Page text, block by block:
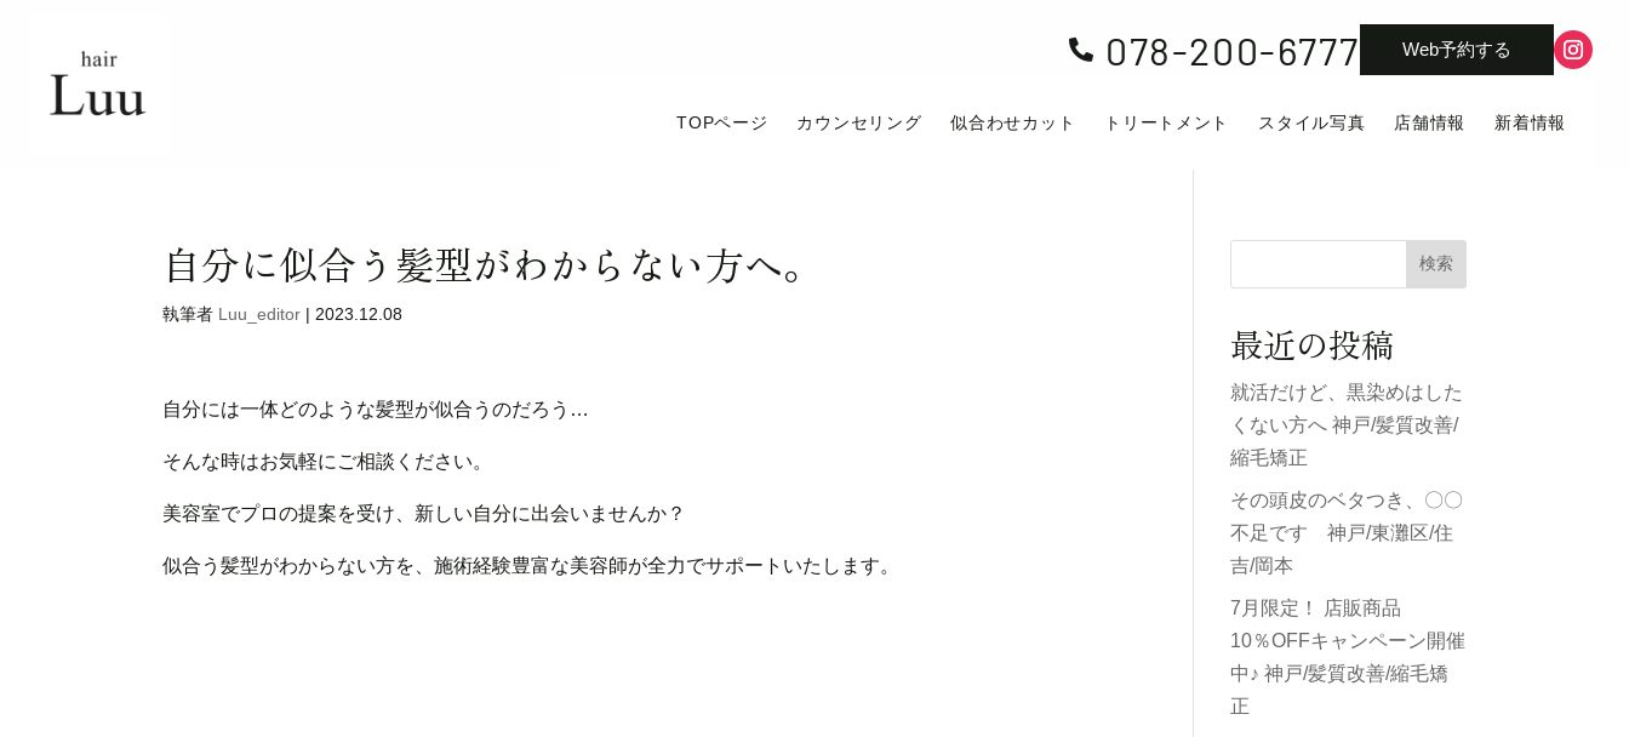
 078-200-6777 Web予約する
TOPページ カウンセリング 似合わせカット トリートメント スタイル写真 店舗情報 新着情報
自分に似合う髪型がわからない方へ。
執筆者 Luu_editor | 2023.12.08
自分には一体どのような髪型が似合うのだろう…
そんな時はお気軽にご相談ください。
美容室でプロの提案を受け、新しい自分に出会いませんか？
似合う髪型がわからない方を、施術経験豊富な美容師が全力でサポートいたします。
検索
最近の投稿
就活だけど、黒染めはした
くない方へ 神戸/髪質改善/
縮毛矯正
その頭皮のベタつき、〇〇
不足です 神戸/東灘区/住
吉/岡本
7月限定！ 店販商品
10％OFFキャンペーン開催
中♪ 神戸/髪質改善/縮毛矯
正